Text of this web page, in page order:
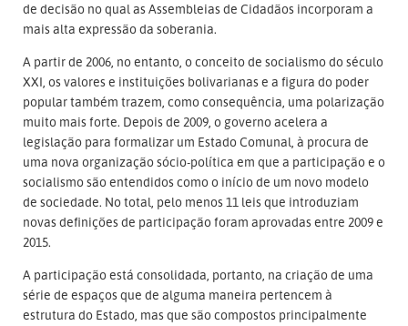
de decisão no qual as Assembleias de Cidadãos incorporam a
mais alta expressão da soberania.
A partir de 2006, no entanto, o conceito de socialismo do século
XXI, os valores e instituições bolivarianas e a figura do poder
popular também trazem, como consequência, uma polarização
muito mais forte. Depois de 2009, o governo acelera a
legislação para formalizar um Estado Comunal, à procura de
uma nova organização sócio-política em que a participação e o
socialismo são entendidos como o início de um novo modelo
de sociedade. No total, pelo menos 11 leis que introduziam
novas definições de participação foram aprovadas entre 2009 e
2015.
A participação está consolidada, portanto, na criação de uma
série de espaços que de alguma maneira pertencem à
estrutura do Estado, mas que são compostos principalmente